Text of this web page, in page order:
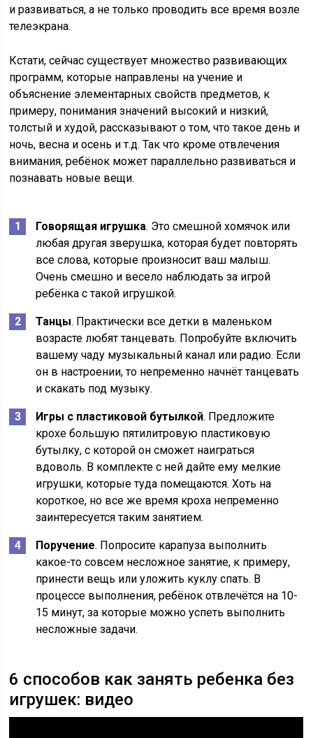
и развиваться, а не только проводить все время возле
телеэкрана.
Кстати, сейчас существует множество развивающих
программ, которые направлены на учение и
объяснение элементарных свойств предметов, к
примеру, понимания значений высокий и низкий,
толстый и худой, рассказывают о том, что такое день и
ночь, весна и осень и т.д. Так что кроме отвлечения
внимания, ребёнок может параллельно развиваться и
познавать новые вещи.
Говорящая игрушка. Это смешной хомячок или
любая другая зверушка, которая будет повторять
все слова, которые произносит ваш малыш.
Очень смешно и весело наблюдать за игрой
ребёнка с такой игрушкой.
Танцы. Практически все детки в маленьком
возрасте любят танцевать. Попробуйте включить
вашему чаду музыкальный канал или радио. Если
он в настроении, то непременно начнёт танцевать
и скакать под музыку.
Игры с пластиковой бутылкой. Предложите
крохе большую пятилитровую пластиковую
бутылку, с которой он сможет наиграться
вдоволь. В комплекте с ней дайте ему мелкие
игрушки, которые туда помещаются. Хоть на
короткое, но все же время кроха непременно
заинтересуется таким занятием.
Поручение. Попросите карапуза выполнить
какое-то совсем несложное занятие, к примеру,
принести вещь или уложить куклу спать. В
процессе выполнения, ребёнок отвлечётся на 10-
15 минут, за которые можно успеть выполнить
несложные задачи.
6 способов как занять ребенка без
игрушек: видео